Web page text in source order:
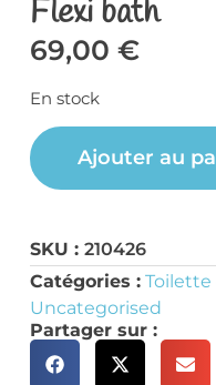
Flexi bath
69,00 €
En stock
Ajouter au
SKU : 210426
Catégories : Toilette
Uncategorised
Partager sur :